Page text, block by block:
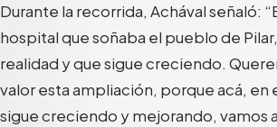
Durante la recorrida, Achával señaló:
hospital que soñaba el pueblo de
realidad y que sigue creciendo.
valor esta ampliación, porque acá, en
sigue creciendo y mejorando, vamos